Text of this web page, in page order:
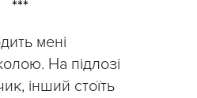
***
мені
На підлозі
інший стоїть